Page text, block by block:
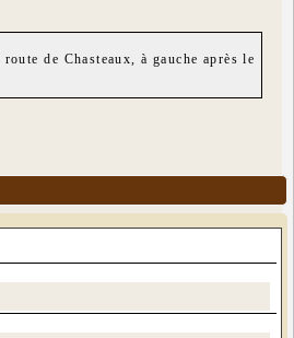
de Chasteaux, à gauche après le